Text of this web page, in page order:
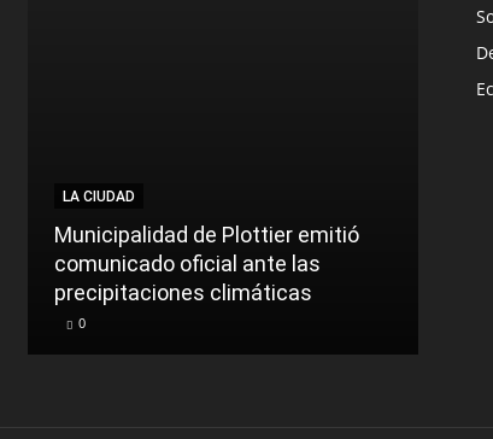
LA CIUDAD
Municipalidad de Plottier emitió
comunicado oficial ante las
precipitaciones climáticas
0